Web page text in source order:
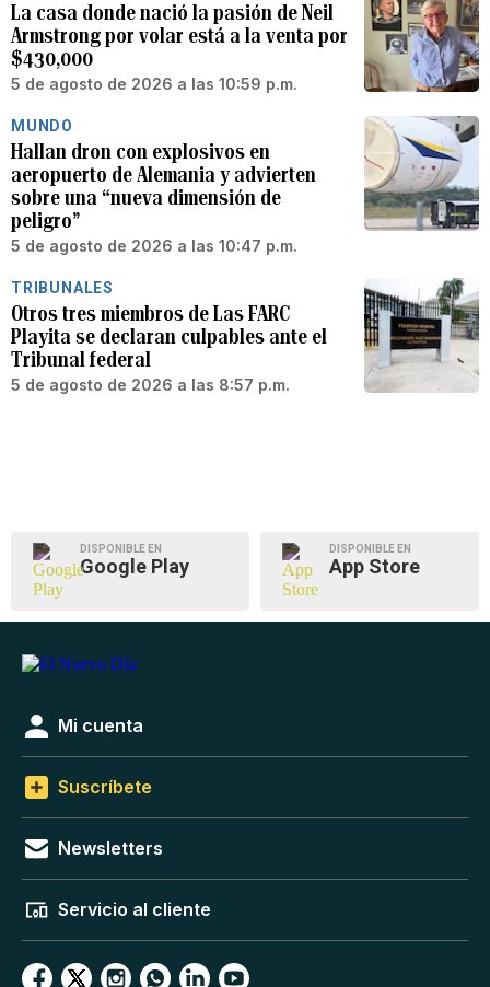
La casa donde nació la pasión de Neil
Armstrong por volar está a la venta por
$430,000
5 de agosto de 2026 a las 10:59 p.m.
MUNDO
Hallan dron con explosivos en
aeropuerto de Alemania y advierten
sobre una “nueva dimensión de
peligro”
5 de agosto de 2026 a las 10:47 p.m.
TRIBUNALES
Otros tres miembros de Las FARC
Playita se declaran culpables ante el
Tribunal federal
5 de agosto de 2026 a las 8:57 p.m.
DISPONIBLE EN
Google Play
DISPONIBLE EN
App Store
Mi cuenta
Suscríbete
Newsletters
Servicio al cliente